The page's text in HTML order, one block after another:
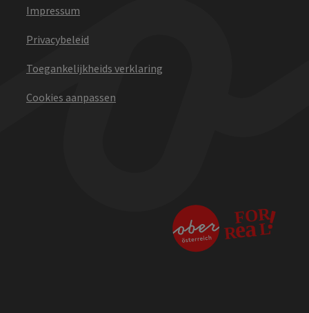
Impressum
Privacybeleid
Toegankelijkheids verklaring
Cookies aanpassen